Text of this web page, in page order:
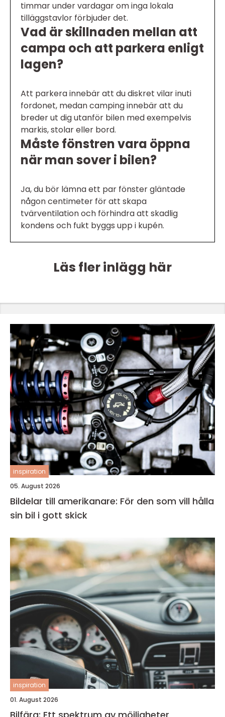
timmar under vardagar om inga lokala
tilläggstavlor förbjuder det.
Vad är skillnaden mellan att
campa och att parkera enligt
lagen?
Att parkera innebär att du diskret vilar inuti
fordonet, medan camping innebär att du
breder ut dig utanför bilen med exempelvis
markis, stolar eller bord.
Måste fönstren vara öppna
när man sover i bilen?
Ja, du bör lämna ett par fönster gläntade
någon centimeter för att skapa
tvärventilation och förhindra att skadlig
kondens och fukt byggs upp i kupén.
Läs fler inlägg här
inspiration
05. August 2026
Bildelar till amerikanare: För den som vill hålla
sin bil i gott skick
inspiration
01. August 2026